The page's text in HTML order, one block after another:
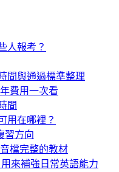
人報考？
間與通過標準整理
費用一次看
間
用在哪裡？
習方向
檔完整的教材
來補強日常英語能力